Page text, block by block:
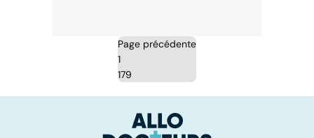
Page précédente
1
179